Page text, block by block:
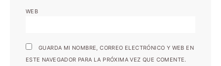
WEB
GUARDA MI NOMBRE, CORREO ELECTRÓNICO Y WEB EN
ESTE NAVEGADOR PARA LA PRÓXIMA VEZ QUE COMENTE.